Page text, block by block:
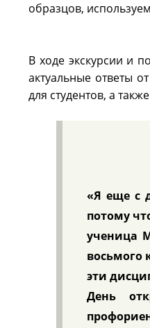
образцов,
В ходе экскурсии и
актуальные ответы
для студентов, а
«Я еще с
потому
ученица
восьмого
эти
День